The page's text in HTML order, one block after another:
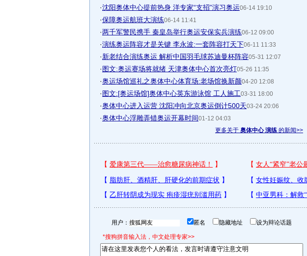
·沈阳奥体中心提前热身 洋专家“支招”演习奥运06-14 19:10
·保障奥运航班大演练06-14 11:41
·两千军警民携手 秦皇岛举行奥运安保实兵演练06-12 09:00
·演练奥运阵容才是关键 李永波:一套阵容打天下06-11 11:33
·新老结合演练奥运 解析中国羽毛球苏迪曼杯阵容05-31 12:07
·图文:奥运赛场将就绪 天津奥体中心首次亮灯05-26 11:35
·奥运场馆巡礼之奥体中心体育场:老场馆换新颜04-20 12:08
·图文:[奥运场馆]奥体中心英东游泳馆 工人施工03-31 18:00
·奥体中心进入运营 沈阳冲向北京奥运倒计500天03-24 20:06
·奥体中心浮雕弄错奥运开幕时间01-12 04:03
更多关于 奥体中心 演练 的新闻>>
用户： 匿名 隐藏地址 设为辩论话题
*搜狗拼音输入法，中文处理专家>>